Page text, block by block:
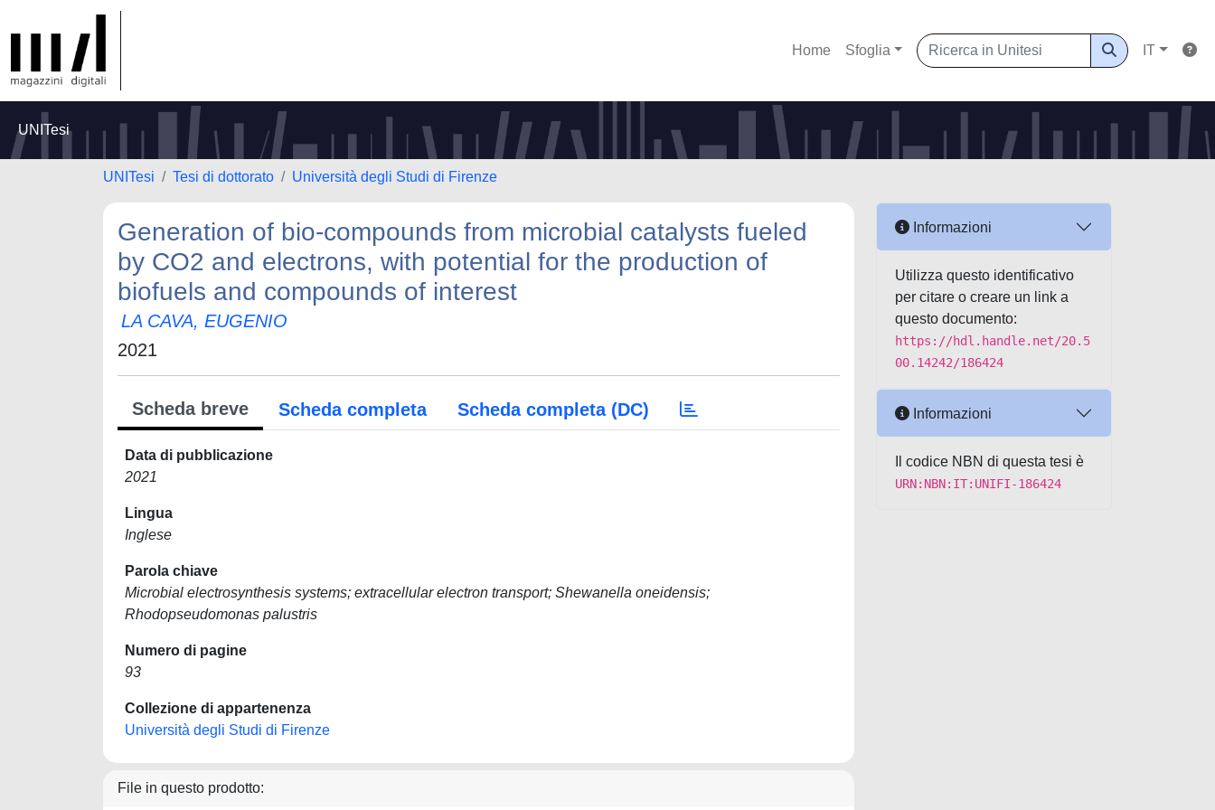
Home Sfoglia IT
UNITesi
UNITesi Tesi di dottorato Università degli Studi di Firenze
Generation of bio-compounds from microbial catalysts fueled
by CO2 and electrons, with potential for the production of
biofuels and compounds of interest
LA CAVA, EUGENIO
2021
Scheda breve Scheda completa Scheda completa (DC)
Data di pubblicazione
2021
Lingua
Inglese
Parola chiave
Microbial electrosynthesis systems; extracellular electron transport; Shewanella oneidensis;
Rhodopseudomonas palustris
Numero di pagine
93
Collezione di appartenenza
Università degli Studi di Firenze
File in questo prodotto:
Informazioni
Utilizza questo identificativo
per citare o creare un link a
questo documento:
https://hdl.handle.net/20.5
00.14242/186424
Informazioni
Il codice NBN di questa tesi è
URN:NBN:IT:UNIFI-186424